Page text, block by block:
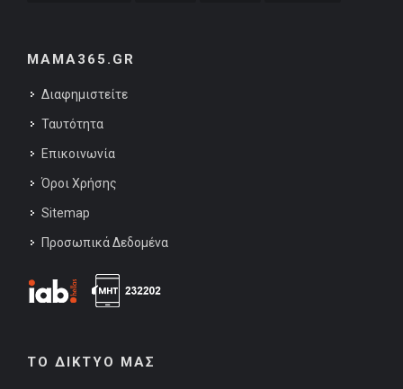
MAMA365.GR
Διαφημιστείτε
Ταυτότητα
Επικοινωνία
Όροι Χρήσης
Sitemap
Προσωπικά Δεδομένα
ΤΟ ΔΙΚΤΥΟ ΜΑΣ